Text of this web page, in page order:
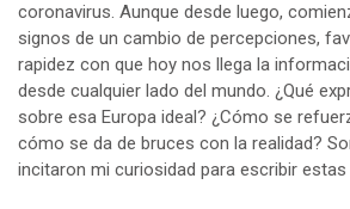
coronavirus. Aunque desde luego,
signos de un cambio de percepciones,
rapidez con que hoy nos llega la
desde cualquier lado del mundo. ¿Qué
sobre esa Europa ideal? ¿Cómo se
cómo se da de bruces con la realidad?
incitaron mi curiosidad para escribir estas